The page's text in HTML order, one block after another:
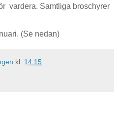
vardera. Samtliga broschyrer
(Se nedan)
kl. 14:15